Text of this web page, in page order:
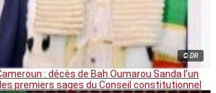
© DR
: décès de Bah Oumarou Sanda l’un
premiers sages du Conseil constitutionnel